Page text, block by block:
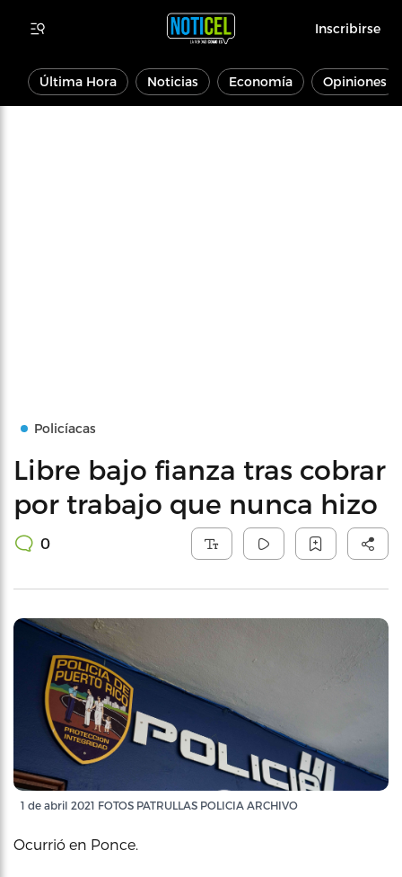
Inscribirse
Última Hora Noticias Economía Opiniones
Policíacas
Libre bajo fianza tras cobrar
por trabajo que nunca hizo
0
1 de abril 2021 FOTOS PATRULLAS POLICIA ARCHIVO
Ocurrió en Ponce.